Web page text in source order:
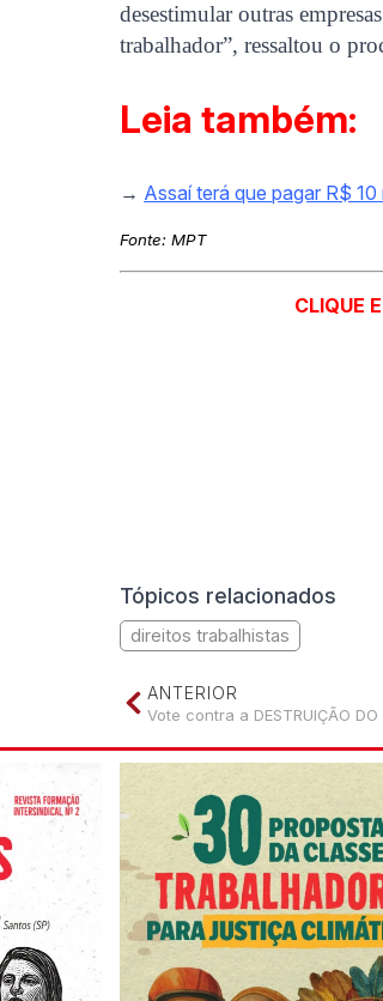
desestimular outras
trabalhador”, ressaltou o
Leia também:
→ Assaí terá que pagar R$
Fonte:MPT
CLIQUE
Tópicos relacionados
direitos trabalhistas
ANTERIOR
Vote contra a DESTRUIÇÃO DO